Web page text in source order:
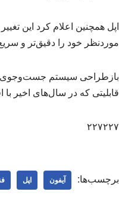
اپل همچنین اعلام کرد این
موردنظر خود را دقیق‌تر و
بازطراحی سیستم جست‌وجوی
قابلیتی که در سال‌های اخیر
۲۲۷۲۲۷
برچسب‌ها: آیفون اپل